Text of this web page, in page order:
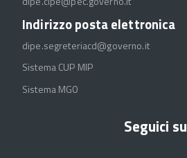
Indirizzo posta elettronica
dipe.segreteriacd@governo.it
Sistema CUP MIP
Sistema MGO
Seguici su